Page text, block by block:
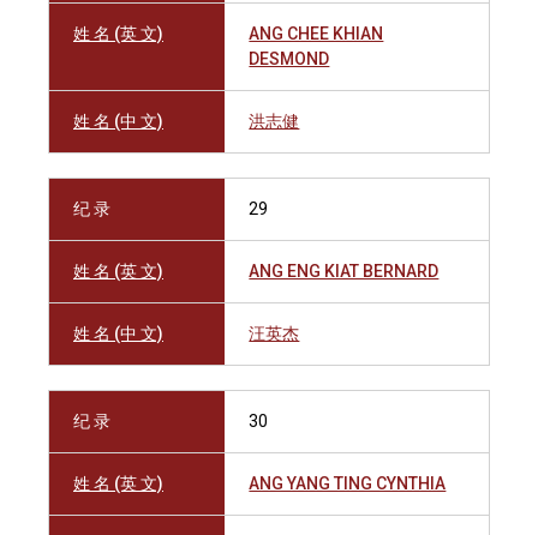
姓 名 (英 文)
ANG CHEE KHIAN
DESMOND
姓 名 (中 文) 洪志健
纪 录 29
姓 名 (英 文) ANG ENG KIAT BERNARD
姓 名 (中 文) 汪英杰
纪 录 30
姓 名 (英 文) ANG YANG TING CYNTHIA